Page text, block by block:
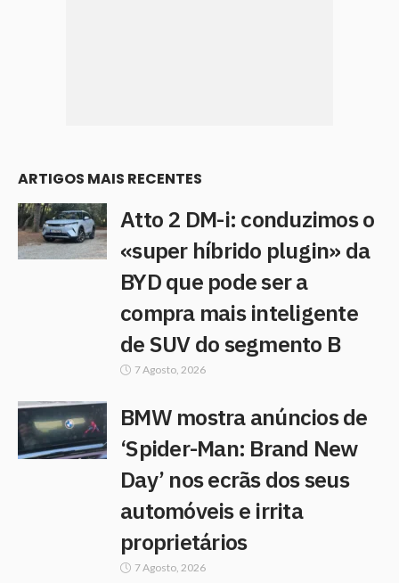
ARTIGOS MAIS RECENTES
Atto 2 DM-i: conduzimos o
«super híbrido plugin» da
BYD que pode ser a
compra mais inteligente
de SUV do segmento B
7 Agosto, 2026
BMW mostra anúncios de
‘Spider-Man: Brand New
Day’ nos ecrãs dos seus
automóveis e irrita
proprietários
7 Agosto, 2026